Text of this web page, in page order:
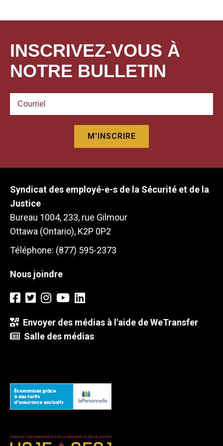
INSCRIVEZ-VOUS À
NOTRE BULLETIN
Syndicat des employé-e-s de la Sécurité et de la
Justice
Bureau 1004, 233, rue Gilmour
Ottawa (Ontario), K2P 0P2
Téléphone: (877) 595-2373
Nous joindre
Envoyer des médias à l'aide de WeTransfer
Salle des médias